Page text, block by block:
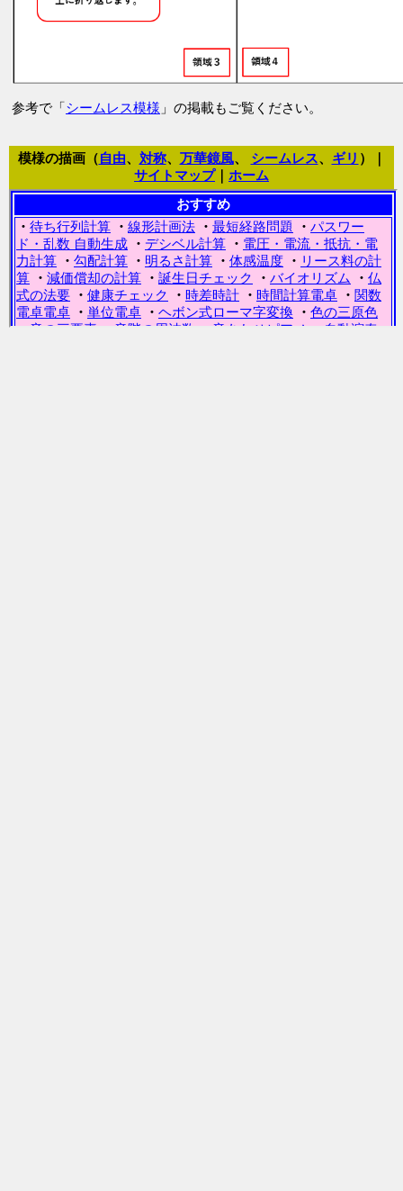
参考で「 シームレス模様 」の掲載もご覧ください。
模様の描画（自由、 対称、 万華鏡風、 シームレス、 ギリ ）｜
サイトマップ｜ ホーム